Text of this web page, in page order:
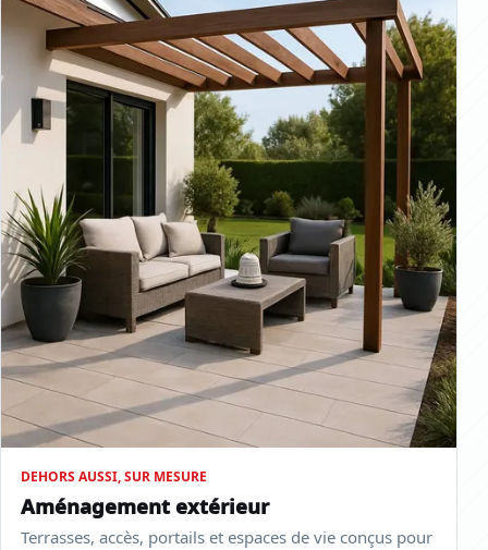
DEHORS AUSSI, SUR MESURE
Aménagement extérieur
Terrasses, accès, portails et espaces de vie conçus pour